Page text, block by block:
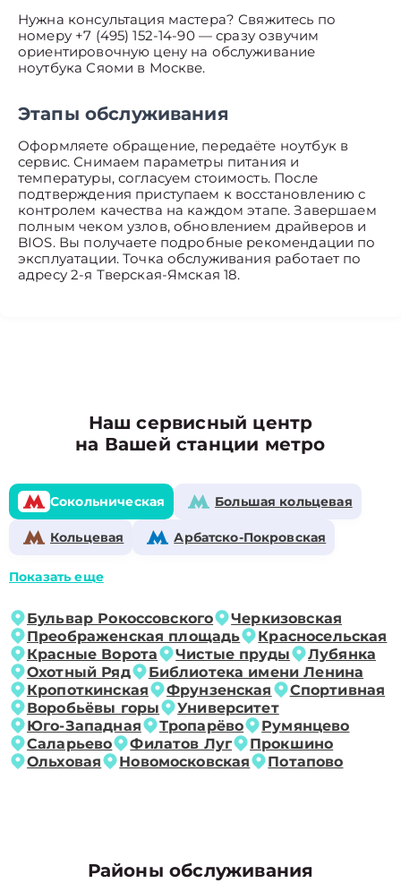
Нужна консультация мастера? Свяжитесь по
номеру +7 (495) 152-14-90 — сразу озвучим
ориентировочную цену на обслуживание
ноутбука Сяоми в Москве.
Этапы обслуживания
Оформляете обращение, передаёте ноутбук в
сервис. Снимаем параметры питания и
температуры, согласуем стоимость. После
подтверждения приступаем к восстановлению с
контролем качества на каждом этапе. Завершаем
полным чеком узлов, обновлением драйверов и
BIOS. Вы получаете подробные рекомендации по
эксплуатации. Точка обслуживания работает по
адресу 2-я Тверская-Ямская 18.
Наш сервисный центр
на Вашей станции метро
Сокольническая Большая кольцевая
Кольцевая Арбатско-Покровская
Показать еще
Бульвар Рокоссовского
Черкизовская
Преображенская площадь
Красносельская
Красные Ворота
Чистые пруды
Лубянка
Охотный Ряд
Библиотека имени Ленина
Кропоткинская
Фрунзенская
Спортивная
Воробьёвы горы
Университет
Юго-Западная
Тропарёво
Румянцево
Саларьево
Филатов Луг
Прокшино
Ольховая
Новомосковская Потапово
Районы обслуживания